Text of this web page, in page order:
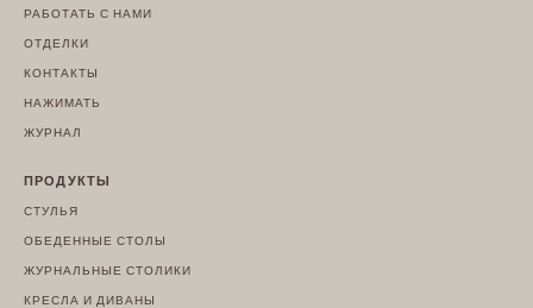
РАБОТАТЬ С НАМИ
ОТДЕЛКИ
КОНТАКТЫ
НАЖИМАТЬ
ЖУРНАЛ
ПРОДУКТЫ
СТУЛЬЯ
ОБЕДЕННЫЕ СТОЛЫ
ЖУРНАЛЬНЫЕ СТОЛИКИ
КРЕСЛА И ДИВАНЫ